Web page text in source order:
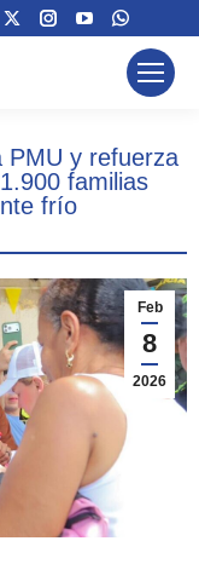
window
Instagram
window
YouTube
opens
window
page
opens
window
PMU y refuerza
familias
frío
Feb
8
2026